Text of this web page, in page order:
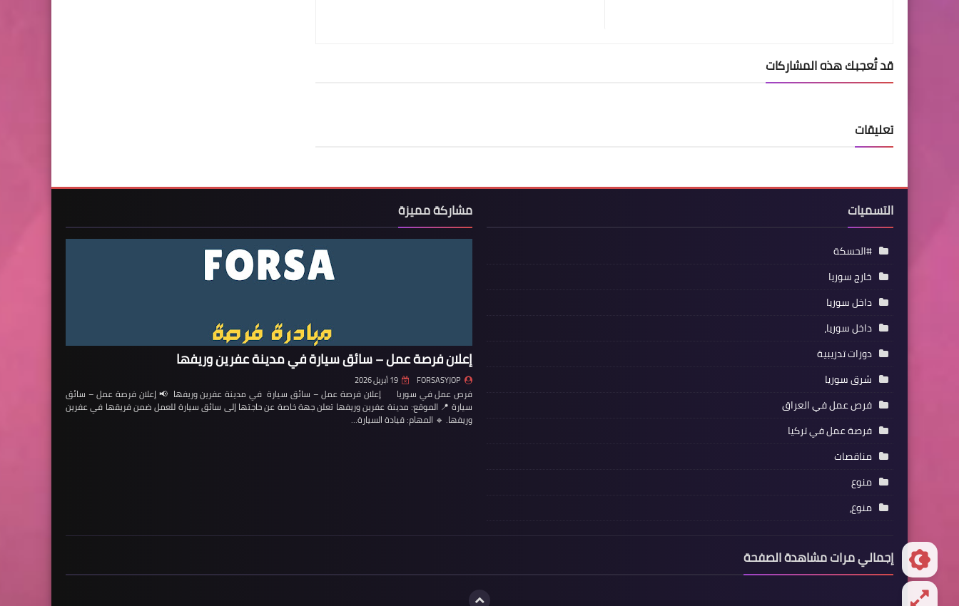
قد تُعجبك هذه المشاركات
تعليقات
التسميات
#الحسكة
خارج سوريا
داخل سوريا
داخل سوريا،
دورات تدريبية
شرق سوريا
فرص عمل في العراق
فرصة عمل في تركيا
مناقصات
منوع
منوع،
مشاركة مميزة
إعلان فرصة عمل – سائق سيارة في مدينة عفرين وريفها
FORSASYJOP 19 أبريل 2026
فرص عمل في سوريا إعلان فرصة عمل – سائق سيارة في مدينة عفرين وريفها 📢 إعلان فرصة عمل – سائق
سيارة 📍 الموقع: مدينة عفرين وريفها تعلن جهة خاصة عن حاجتها إلى سائق سيارة للعمل ضمن فريقها في عفرين
وريفها. 🔹 المهام: قيادة السيارة…
إجمالي مرات مشاهدة الصفحة